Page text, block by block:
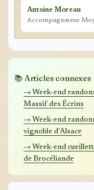
Antoine Moreau
Accompagnateur
📚 Articles connexes
→ Week-end
Massif des Écrins
→ Week-end
vignoble d’Alsace
→ Week-end
de Brocéliande